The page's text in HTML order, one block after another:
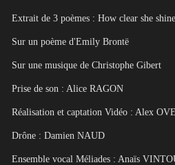
Extrait de 3 poèmes : How clear she
Sur un poème d'Emily Brontë
Sur une musique de Christophe Gibert
Prise de son : Alice RAGON
Réalisation et captation Vidéo : Alex
Drône : Damien NAUD
Ensemble vocal Méliades : Anaïs